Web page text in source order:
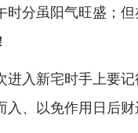
时分虽阳气旺盛；
进入新宅时手上要
、以免作用日后财